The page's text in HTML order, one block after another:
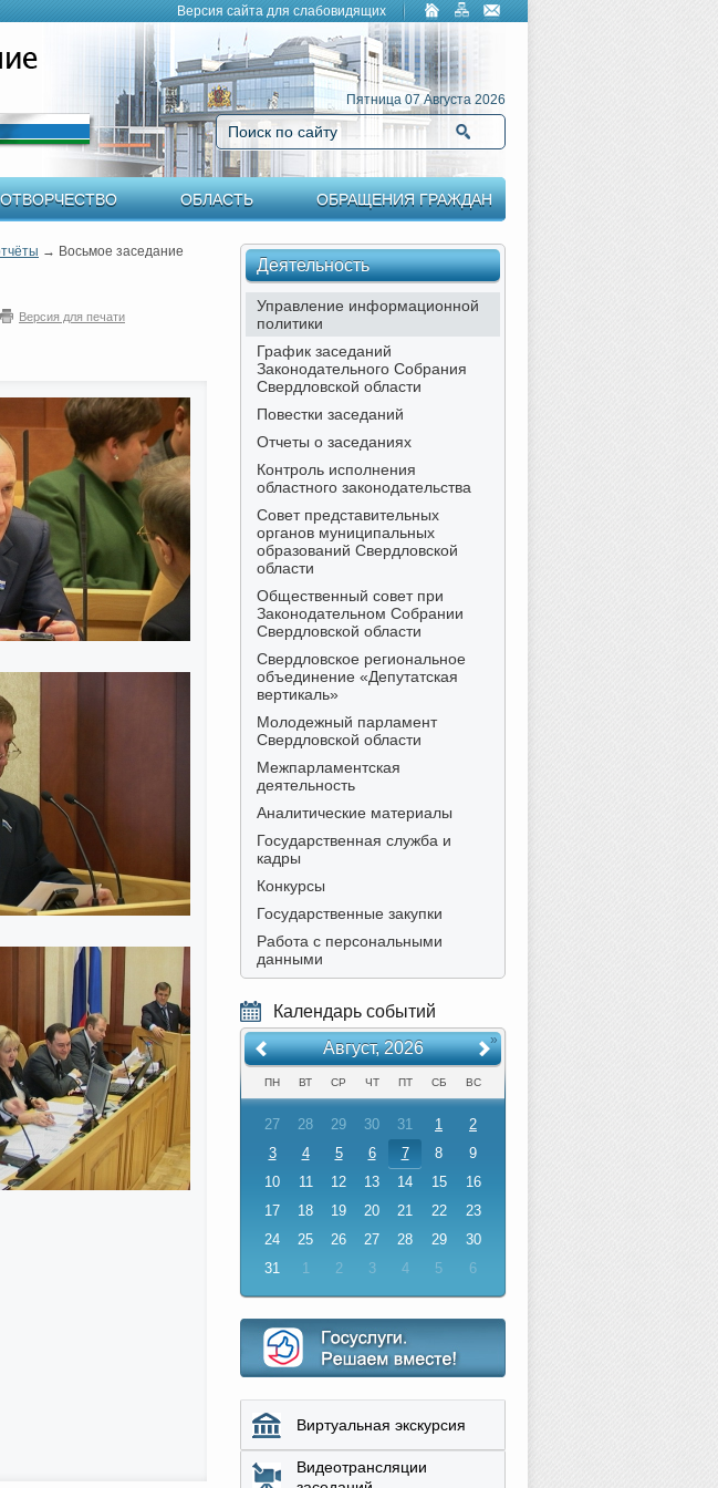
Версия сайта для слабовидящих
Пятница 07 Августа 2026
Поиск по сайту
ОБЛАСТЬ ОБРАЩЕНИЯ ГРАЖДАН
→ Восьмое заседание
Версия для печати
Деятельность
Управление информационной
политики
График заседаний
Законодательного Собрания
Свердловской области
Повестки заседаний
Отчеты о заседаниях
Контроль исполнения
областного законодательства
Совет представительных
органов муниципальных
образований Свердловской
области
Общественный совет при
Законодательном Собрании
Свердловской области
Свердловское региональное
объединение «Депутатская
вертикаль»
Молодежный парламент
Свердловской области
Межпарламентская
деятельность
Аналитические материалы
Государственная служба и
кадры
Конкурсы
Государственные закупки
Работа с персональными
данными
Календарь событий
Август, 2026 »
ПН ВТ СР ЧТ ПТ СБ ВС
27 28 29 30 31 1
2
3
4 5 6 7 8
9
10
11 12 13 14 15
16
17
18 19 20 21 22
23
24
25 26 27 28 29
30
31
1 2 3 4 5 6
Виртуальная экскурсия
Видеотрансляции